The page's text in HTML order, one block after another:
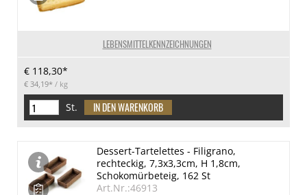
LEBENSMITTELKENNZEICHNUNGEN
€ 118,30*
€ 34,19* / kg
St.
Dessert-Tartelettes - Filigrano,
rechteckig, 7,3x3,3cm, H 1,8cm,
Schokomürbeteig, 162 St
Art.Nr.:46913